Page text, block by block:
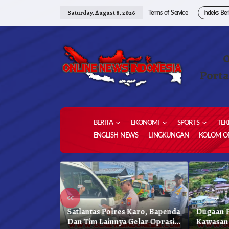
Saturday, August 8, 2026 Terms of Service Indeks
BERITA EKONOMI SPORTS
ENGLISH NEWS
LINGKUNGAN KOLOM
«
Satlantas Polres Karo, Bapenda
Dan Tim Lainnya Gelar Oprasi
Dugaan